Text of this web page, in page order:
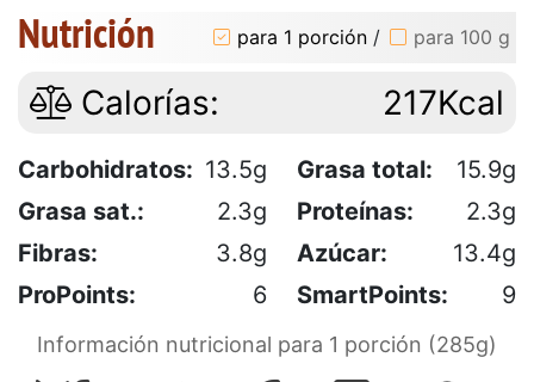
Nutrición para 1 porción / para 100 g
Calorías: 217Kcal
Carbohidratos: 13.5g Grasa total:
15.9g
Grasa sat.:
2.3g Proteínas:
2.3g
Fibras:
3.8g Azúcar:
13.4g
ProPoints:
6 SmartPoints: 9
Información nutricional para 1 porción (285g)